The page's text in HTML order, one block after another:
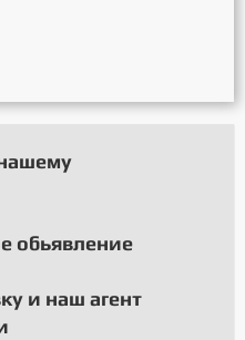
обьявление
и наш агент